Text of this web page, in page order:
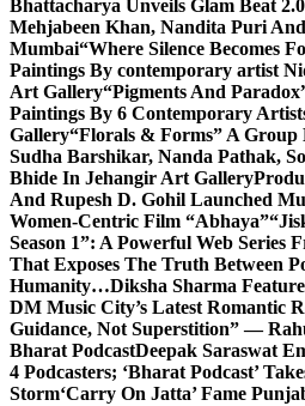
Bhattacharya Unveils Glam Beat
Mehjabeen Khan, Nandita Puri
Mumbai“Where Silence Becomes
Paintings By contemporary artist
Art Gallery“Pigments And
Paintings By 6 Contemporary
Gallery“Florals & Forms” A
Sudha Barshikar, Nanda Pathak,
Bhide In Jehangir Art Gallery
And Rupesh D. Gohil Launched
Women-Centric Film “Abhaya”
Season 1”: A Powerful Web
That Exposes The Truth Between
Humanity…Diksha Sharma
DM Music City’s Latest Romantic
Guidance, Not Superstition” —
Bharat PodcastDeepak Saraswat
4 Podcasters; ‘Bharat Podcast’
Storm‘Carry On Jatta’ Fame